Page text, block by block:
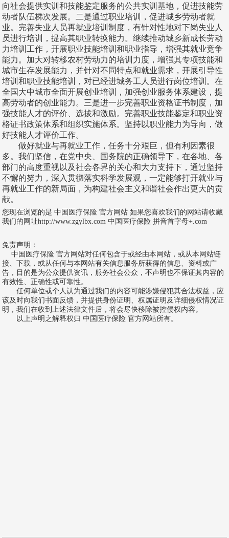
向社会提供实训和技能鉴定服务的公共实训基地，促进技能劳
动者队伍梯次发展。二是通过职业培训，促进城乡劳动者就
业。完善失业人员再就业培训制度，有针对性地对下岗失业人
员进行培训，提高其职业转换能力。继续推动城乡新成长劳动
力培训工作，开展职业技能培训和职业指导，增强其就业竞争
能力。加大对转移农村劳动力的培训力度，增强其专项技能和
城市生存发展能力，并针对不同特点和就业需求，开展引导性
培训和职业技能培训，对已经进城务工人员进行岗位培训。在
全国大中城市全面开展创业培训，加强创业服务体系建设，提
高劳动者的创业能力。三是进一步完善职业资格证书制度，加
强技能人才的评价、选拔和激励。完善职业技能鉴定和职业资
格证书政策体系和组织实施体系。坚持以职业能力为导向，做
好技能人才评价工作。
做好就业与再就业工作，任务十分艰巨，但有利因素很
多。我们坚信，在党中央、国务院的正确领导下，在各地、各
部门的高度重视以及社会各界的关心和大力支持下，通过坚持
不懈的努力，深入贯彻落实科学发展观，一定能够打开就业与
再就业工作的新局面，为构建社会主义和谐社会作出更大的贡
献。
您现在浏览的是中国医疗保险 官方网站 如果您喜欢我们的网站请收藏
我们的网址http://www.zgylbx.com 中国医疗保险 拼音首字母+.com
免责声明：
中国医疗保险 官方网站对任何包含于或经由本网站，或从本网站链
接、下载，或从任何与本网站有关信息服务所获得的信息、资料或广
告，目的是为公众提供资讯，服务社会公众，不声明也不保证其内容的
有效性、正确性或可靠性。
任何单位或个人认为通过我们的内容可能涉嫌侵犯其合法权益，应
该及时向我们书面反馈，并提供身份证明、权属证明及详细侵权情况证
明，我们在收到上述法律文件后，将会尽快移除被控侵权内容。
以上声明之解释权归 中国医疗保险 官方网站所有。